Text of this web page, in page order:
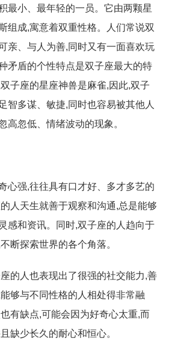
最小、最年轻的一员。它由两颗星
成,寓意着双重性格。人们常说双
亲、与人为善,同时又有一面喜欢玩
矛盾的个性特点是双子座最大的特
子座的星座神兽是麻雀,因此,双子
智多谋、敏捷,同时也容易被其他人
高忽低、情绪波动的现象。
心强,往往具有口才好、多才多艺的
人天生就善于观察和沟通,总是能够
感和资讯。同时,双子座的人趋向于
断探索世界的各个角落。
的人也表现出了很强的社交能力,善
够与不同性格的人相处得非常融
有缺点,可能会因为好奇心太重,而
缺少长久的耐心和恒心。